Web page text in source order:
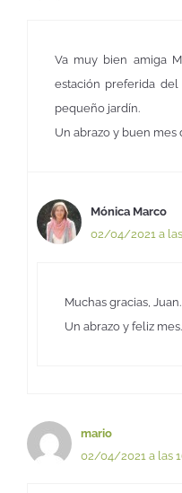
Va muy bien amiga
estación preferida
pequeño jardín.
Un abrazo y buen mes
Mónica Marco
02/04/2021 a las
Muchas gracias,
Un abrazo y feliz mes.
mario
02/04/2021 a las